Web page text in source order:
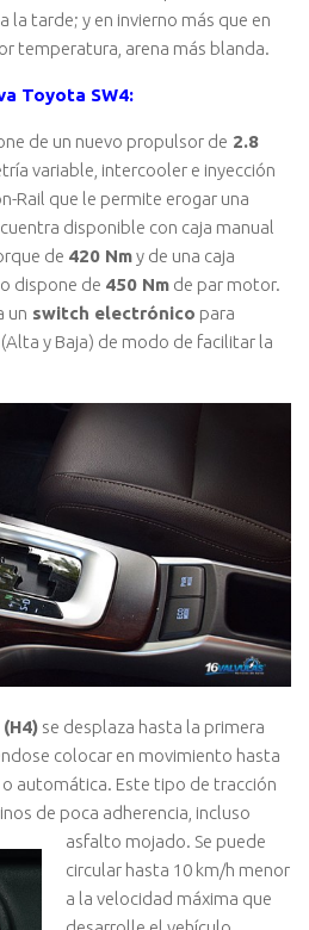
la tarde; y en invierno más que en
temperatura, arena más blanda.
Toyota SW4:
de un nuevo propulsor de 2.8
variable, intercooler e inyección
Rail que le permite erogar una
disponible con caja manual
de 420 Nmy de una caja
dispone de 450 Nm de par motor.
un switch electrónico para
y Baja) de modo de facilitar la
se desplaza hasta la primera
colocar en movimiento hasta
automática. Este tipo de tracción
de poca adherencia, incluso
asfalto mojado. Se puede
circular hasta 10 km/h menor
a la velocidad máxima que